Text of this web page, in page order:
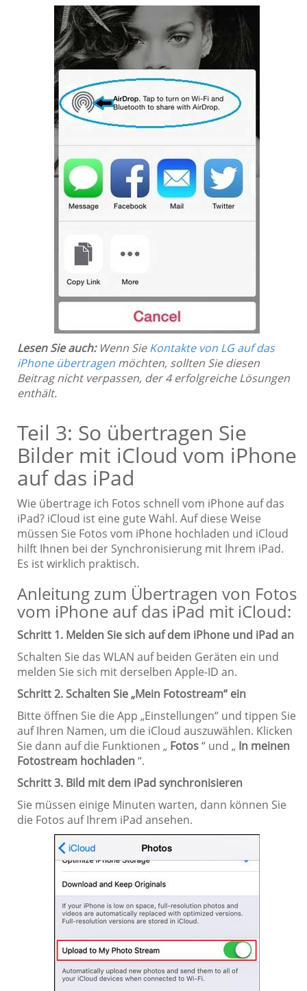
Lesen Sie auch:Wenn SieKontakte von LG auf das
iPhone übertragen möchten, sollten Sie diesen
Beitrag nicht verpassen, der 4 erfolgreiche Lösungen
enthält.
Teil 3: So übertragen Sie
Bilder mit iCloud vom iPhone
auf das iPad
Wie übertrage ich Fotos schnell vom iPhone auf das
iPad? iCloud ist eine gute Wahl. Auf diese Weise
müssen Sie Fotos vom iPhone hochladen und iCloud
hilft Ihnen bei der Synchronisierung mit Ihrem iPad.
Es ist wirklich praktisch.
Anleitung zum Übertragen von Fotos
vom iPhone auf das iPad mit iCloud:
Schritt 1. Melden Sie sich auf dem iPhone und iPad an
Schalten Sie das WLAN auf beiden Geräten ein und
melden Sie sich mit derselben Apple-ID an.
Schritt 2. Schalten Sie „Mein Fotostream“ ein
Bitte öffnen Sie die App „Einstellungen“ und tippen Sie
auf Ihren Namen, um die iCloud auszuwählen. Klicken
Sie dann auf die Funktionen „ Fotos“ und „ In meinen
Fotostream hochladen“.
Schritt 3. Bild mit dem iPad synchronisieren
Sie müssen einige Minuten warten, dann können Sie
die Fotos auf Ihrem iPad ansehen.